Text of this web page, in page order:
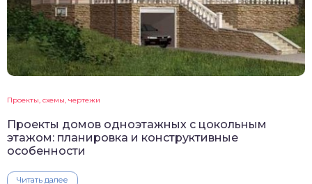
Проекты, схемы, чертежи
Проекты домов одноэтажных с цокольным
этажом: планировка и конструктивные
особенности
Читать далее